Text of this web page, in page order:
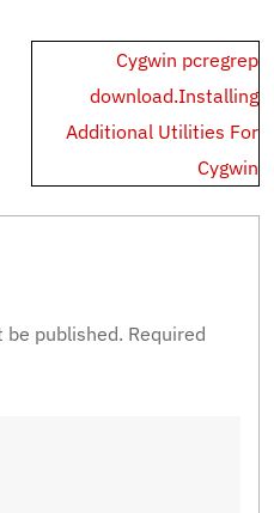
Cygwin pcregrep
download.Installing
Additional Utilities For
Cygwin
be published. Required